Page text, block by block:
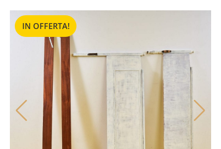
IN OFFERTA!